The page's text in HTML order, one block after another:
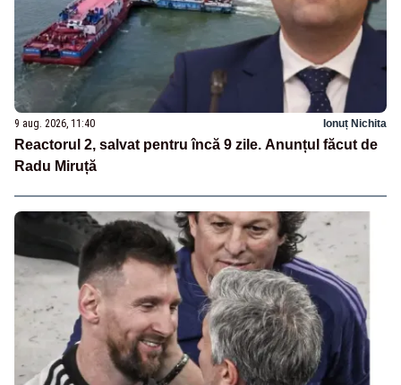
9 aug. 2026, 11:40 Ionuț Nichita
Reactorul 2, salvat pentru încă 9 zile. Anunțul făcut de
Radu Miruță